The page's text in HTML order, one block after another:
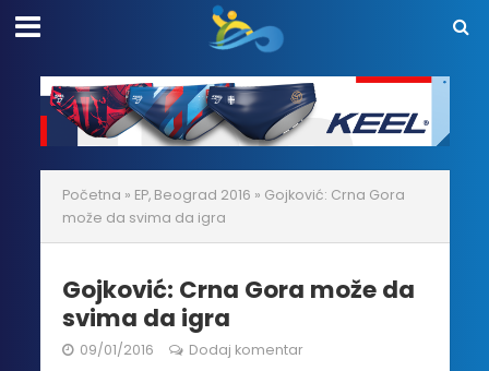
Početna » EP, Beograd 2016 » Gojković: Crna Gora
može da svima da igra
Gojković: Crna Gora može da
svima da igra
09/01/2016 Dodaj komentar